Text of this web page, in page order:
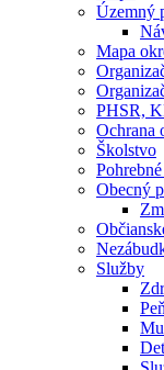
Územný
Mapa
PHSR,
Ochrana
Školstvo
Obecný
Služby